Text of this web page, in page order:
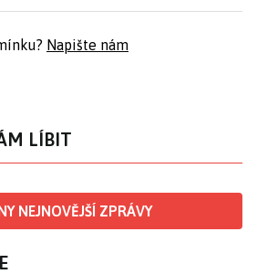
Napište nám
LÍBIT
NEJNOVĚJŠÍ ZPRÁVY